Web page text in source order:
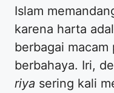
Islam
karena harta
berbagai
berbahaya. Iri,
riya sering kali